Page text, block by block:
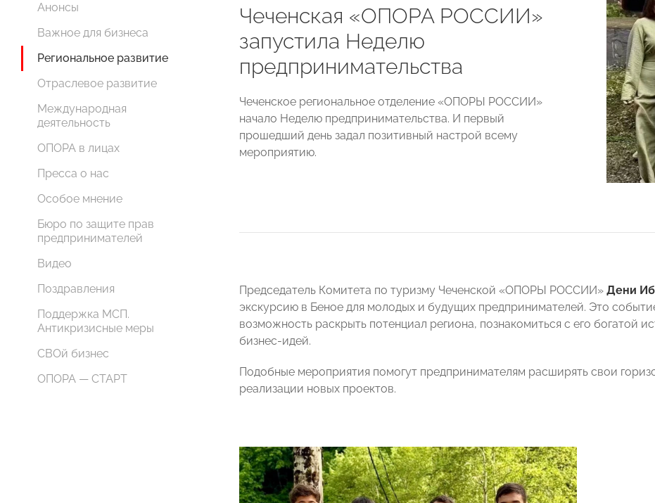
Анонсы
Важное для бизнеса
Региональное развитие
Отраслевое развитие
Международная
деятельность
ОПОРА в лицах
Пресса о нас
Особое мнение
Бюро по защите прав
предпринимателей
Видео
Поздравления
Поддержка МСП.
Антикризисные меры
СВОй бизнес
ОПОРА — СТАРТ
Чеченская «ОПОРА РОССИИ»
запустила Неделю
предпринимательства
Чеченское региональное отделение «ОПОРЫ РОССИИ»
начало Неделю предпринимательства. И первый
прошедший день задал позитивный настрой всему
мероприятию.
Председатель Комитета по туризму Чеченской «ОПОРЫ РОССИИ» Дени
экскурсию в Беное для молодых и будущих предпринимателей. Это
возможность раскрыть потенциал региона, познакомиться с его богатой
бизнес-идей.
Подобные мероприятия помогут предпринимателям расширять свои
реализации новых проектов.